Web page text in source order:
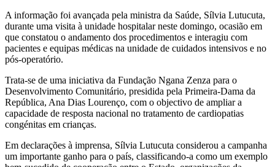
A informação foi avançada pela ministra da Saúde, Sílvia Lutucuta,
durante uma visita à unidade hospitalar neste domingo, ocasião em
que constatou o andamento dos procedimentos e interagiu com
pacientes e equipas médicas na unidade de cuidados intensivos e no
pós-operatório.
Trata-se de uma iniciativa da Fundação Ngana Zenza para o
Desenvolvimento Comunitário, presidida pela Primeira-Dama da
República, Ana Dias Lourenço, com o objectivo de ampliar a
capacidade de resposta nacional no tratamento de cardiopatias
congénitas em crianças.
Em declarações à imprensa, Sílvia Lutucuta considerou a campanha
um importante ganho para o país, classificando-a como um exemplo